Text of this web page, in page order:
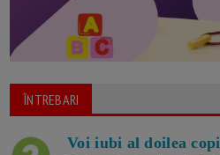
ÎNTREBARI
Voi iubi al doilea